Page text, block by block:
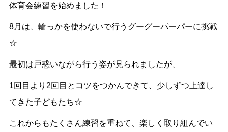
体育会練習を始めました！
8月は、輪っかを使わないで行うグーグーパーパーに挑戦
☆
最初は戸惑いながら行う姿が見られましたが、
1回目より2回目とコツをつかんできて、少しずつ上達し
てきた子どもたち☆
これからもたくさん練習を重ねて、楽しく取り組んでい